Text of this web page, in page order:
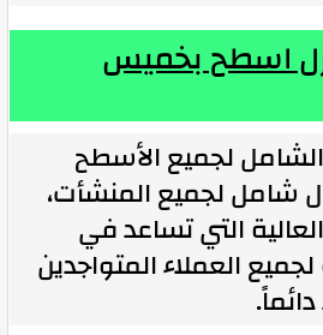
اسطح بخميس
لجميع الأسطح
شامل لجميع المنشأت،
التي تساعد في
العملاء المتواجدين